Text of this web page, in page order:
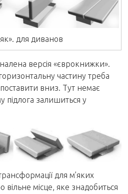
для диванов
версія «єврокнижки».
частину треба
поставити вниз. Тут немає
підлога залишиться у
для м’яких
вільне місце, яке знадобиться